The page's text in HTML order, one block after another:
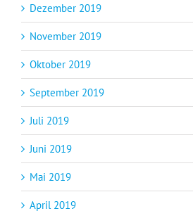
Dezember 2019
November 2019
Oktober 2019
September 2019
Juli 2019
Juni 2019
Mai 2019
April 2019